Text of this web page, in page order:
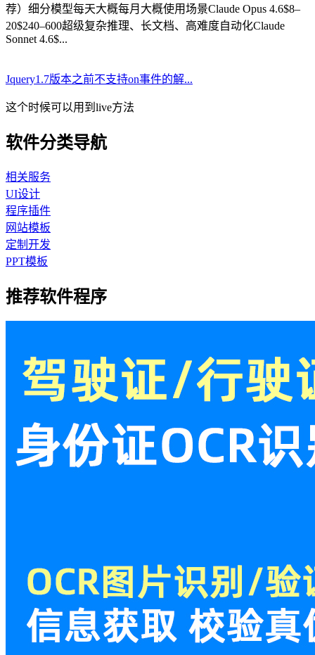
荐）细分模型每天大概每月大概使用场景Claude Opus 4.6$8–
20$240–600超级复杂推理、长文档、高难度自动化Claude
Sonnet 4.6$...
Jquery1.7版本之前不支持on事件的解...
这个时候可以用到live方法
软件分类导航
相关服务
UI设计
程序插件
网站模板
定制开发
PPT模板
推荐软件程序